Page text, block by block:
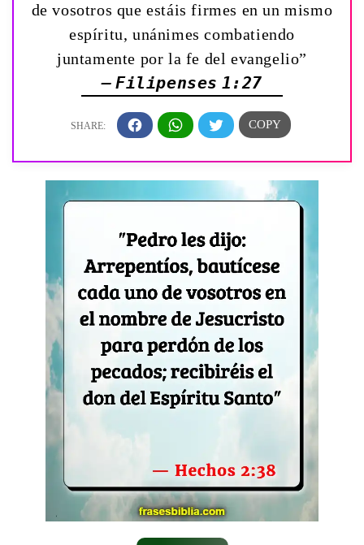
de vosotros que estáis firmes en un mismo
espíritu, unánimes combatiendo
juntamente por la fe del evangelio”
— Filipenses 1:27